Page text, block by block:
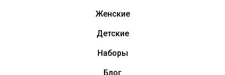
Женские
Детские
Наборы
Блог